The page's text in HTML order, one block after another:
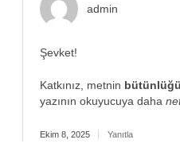
admin
Şevket!
Katkınız, metnin
yazının okuyucuya daha
Ekim 8, 2025 Yanıtla